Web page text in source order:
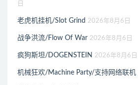
日
老虎机挂机/Slot Grind 2026年8月6日
战争洪流/Flow Of War 2026年8月6日
疯狗斯坦/DOGENSTEIN 2026年8月6日
机械狂欢/Machine Party/支持网络联机